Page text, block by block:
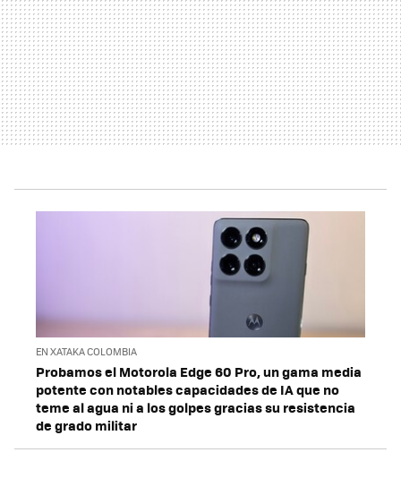
EN XATAKA COLOMBIA
Probamos el Motorola Edge 60 Pro, un gama media
potente con notables capacidades de IA que no
teme al agua ni a los golpes gracias su resistencia
de grado militar